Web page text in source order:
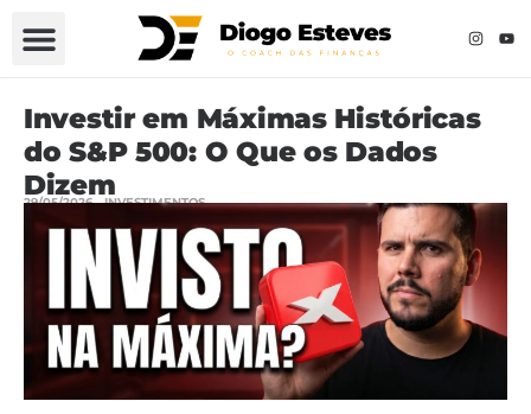
Investir em Máximas Históricas
do S&P 500: O Que os Dados
Dizem
29/05/2026 INVESTIMENTOS